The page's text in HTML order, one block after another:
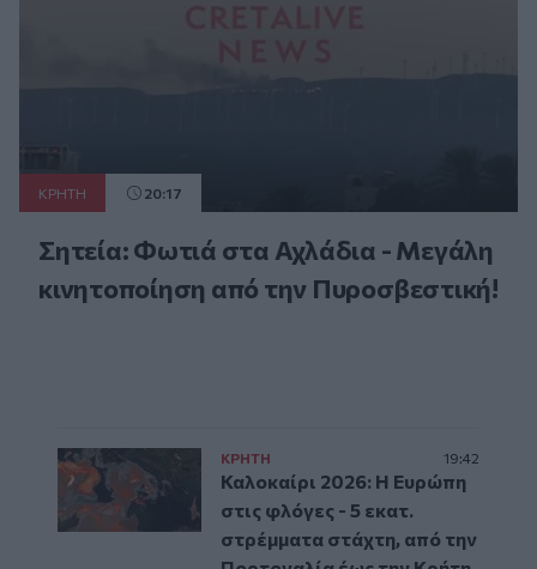
ΚΡΗΤΗ 20:17
Σητεία: Φωτιά στα Αχλάδια - Μεγάλη
κινητοποίηση από την Πυροσβεστική!
ΚΡΗΤΗ 19:42
Καλοκαίρι 2026: Η Ευρώπη
στις φλόγες - 5 εκατ.
στρέμματα στάχτη, από την